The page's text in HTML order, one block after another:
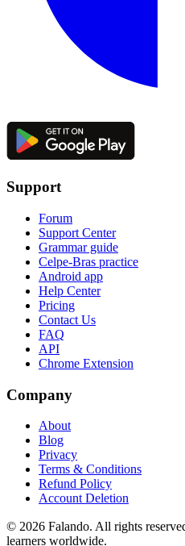
Support
Forum
Support Center
Grammar guide
Celpe-Bras practice
Android app
Help Center
Pricing
Contact Us
FAQ
API
Chrome Extension
Company
About
Blog
Privacy
Terms & Conditions
Refund Policy
Account Deletion
© 2026 Falando. All rights
learners worldwide.